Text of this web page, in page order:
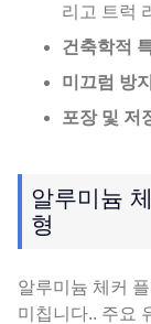
리고 트럭
건축학적
미끄럼 방
포장 및 저
알루미늄
형
알루미늄 체커
미칩니다.. 주요